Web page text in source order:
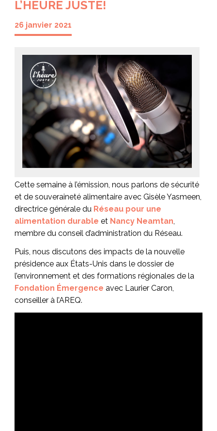
L’HEURE JUSTE!
26 janvier 2021
Cette semaine à l’émission, nous parlons de sécurité
et de souveraineté alimentaire avec Gisèle Yasmeen,
directrice générale du Réseau pour une
alimentation durable et Nancy Neamtan,
membre du conseil d’administration du Réseau.
Puis, nous discutons des impacts de la nouvelle
présidence aux États-Unis dans le dossier de
l’environnement et des formations régionales de la
Fondation Émergence avec Laurier Caron,
conseiller à l’AREQ.